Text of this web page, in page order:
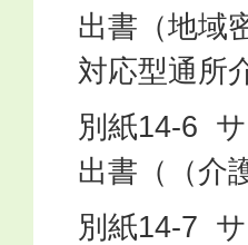
出書（地域
対応型通所
別紙14-6
出書（（介
別紙14-7